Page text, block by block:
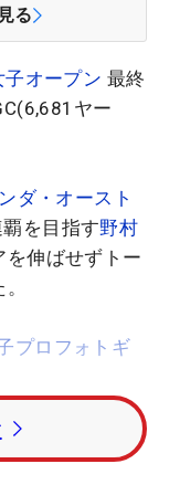
る
子オープン 最終
ヤー
ダ・オースト
覇を目指す野村
伸ばせずトー
プロフォトギ
ムで回った
伸ばしあぐね